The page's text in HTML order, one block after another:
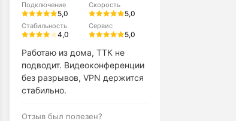
Подключение
5,0
Скорость
5,0
Стабильность
4,0
Сервис
5,0
Работаю из дома, ТТК не
подводит. Видеоконференции
без разрывов, VPN держится
стабильно.
Отзыв был полезен?